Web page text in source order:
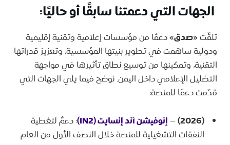
الجهات التي دعمتنا سابقًا أو حاليًا:
تلقّت«صدق»دعمًا من مؤسسات إعلامية وتقنية إقليمية
ودولية ساهمت في تطوير بنيتها المؤسسية، وتعزيز قدراتها
التقنية، وتمكينها من توسيع نطاق تأثيرها في مواجهة
التضليل الإعلامي داخل اليمن. نوضح فيما يلي الجهات التي
قدّمت دعمًا للمنصة:
(2026)
– إنوفيشن آند إنسايت (IN2)
: دعمٌ لتغطية
النفقات التشغيلية للمنصة خلال النصف الأول من العام.